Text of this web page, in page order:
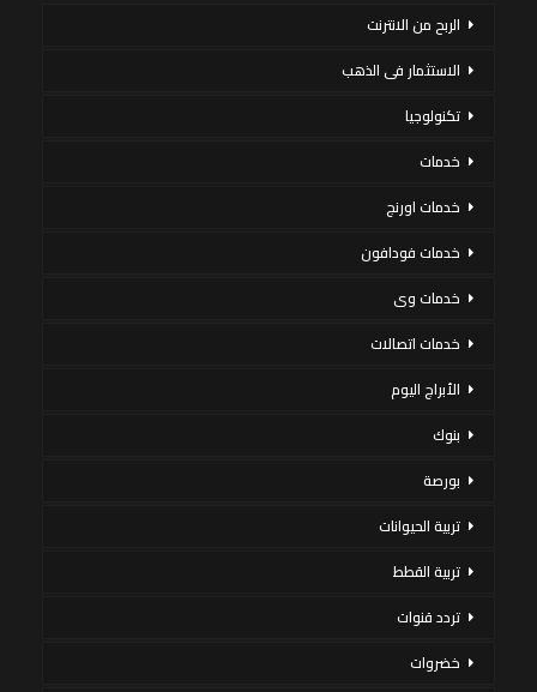
الربح من الانترنت
الاستثمار فى الذهب
تكنولوجيا
خدمات
خدمات اورنج
خدمات فودافون
خدمات وى
خدمات اتصالات
الأبراج اليوم
بنوك
بورصة
تربية الحيوانات
تربية القطط
تردد قنوات
خضروات